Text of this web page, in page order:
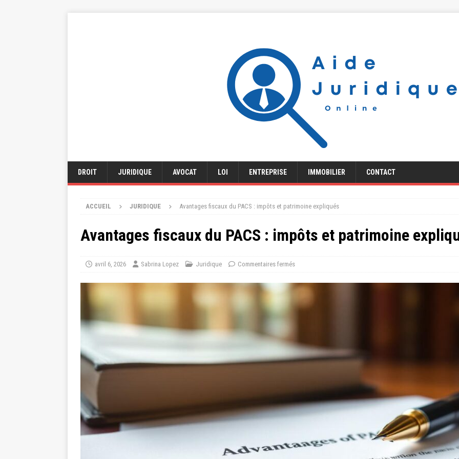
DROIT JURIDIQUE AVOCAT LOI ENTREPRISE IMMOBILIER CONTACT
ACCUEIL JURIDIQUE Avantages fiscaux du PACS : impôts et patrimoine expliqués
Avantages fiscaux du PACS : impôts et patrimoine
avril 6, 2026 Sabrina Lopez Juridique Commentaires fermés